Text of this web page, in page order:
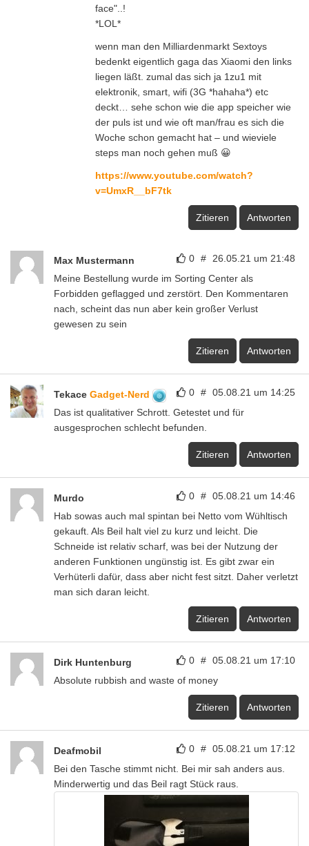
face"..!
*LOL*
wenn man den Milliardenmarkt Sextoys
bedenkt eigentlich gaga das Xiaomi den links
liegen läßt. zumal das sich ja 1zu1 mit
elektronik, smart, wifi (3G *hahaha*) etc
deckt… sehe schon wie die app speicher wie
der puls ist und wie oft man/frau es sich die
Woche schon gemacht hat – und wieviele
steps man noch gehen muß 😀
https://www.youtube.com/watch?
v=UmxR__bF7tk
Zitieren Antworten
0 # 26.05.21 um 21:48
Max Mustermann
Meine Bestellung wurde im Sorting Center als
Forbidden geflagged und zerstört. Den Kommentaren
nach, scheint das nun aber kein großer Verlust
gewesen zu sein
Zitieren Antworten
0 # 05.08.21 um 14:25
Tekace Gadget-Nerd
Das ist qualitativer Schrott. Getestet und für
ausgesprochen schlecht befunden.
Zitieren Antworten
0 # 05.08.21 um 14:46
Murdo
Hab sowas auch mal spintan bei Netto vom Wühltisch
gekauft. Als Beil halt viel zu kurz und leicht. Die
Schneide ist relativ scharf, was bei der Nutzung der
anderen Funktionen ungünstig ist. Es gibt zwar ein
Verhüterli dafür, dass aber nicht fest sitzt. Daher verletzt
man sich daran leicht.
Zitieren Antworten
0 # 05.08.21 um 17:10
Dirk Huntenburg
Absolute rubbish and waste of money
Zitieren Antworten
0 # 05.08.21 um 17:12
Deafmobil
Bei den Tasche stimmt nicht. Bei mir sah anders aus.
Minderwertig und das Beil ragt Stück raus.